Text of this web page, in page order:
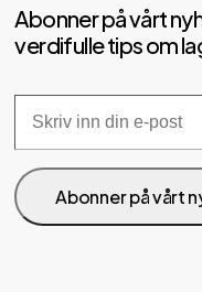
Abonner på vårt
verdifulle tips om